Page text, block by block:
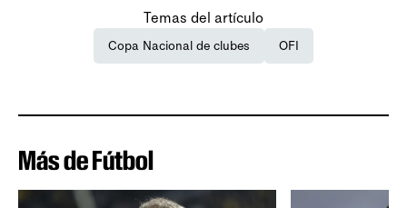
Temas del artículo
Copa Nacional de clubes OFI
Más de Fútbol